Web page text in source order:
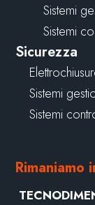
Sistemi
Sistemi
Sicurezza
Sistemi
Sistemi
Rimaniamo